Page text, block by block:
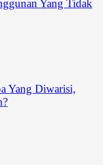
Yang Tidak
Yang Diwarisi,